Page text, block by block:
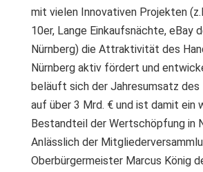
mit vielen Innovativen Projekten
10er, Lange Einkaufsnächte, eBay
Nürnberg) die Attraktivität des
Nürnberg aktiv fördert und
beläuft sich der Jahresumsatz des
auf über 3 Mrd. € und ist damit ein
Bestandteil der Wertschöpfung in
Anlässlich der
Oberbürgermeister Marcus König